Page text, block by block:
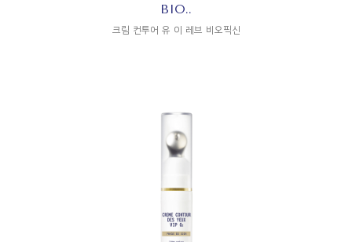
BIO..
크림 컨투어 유 이 레브 비오픽신